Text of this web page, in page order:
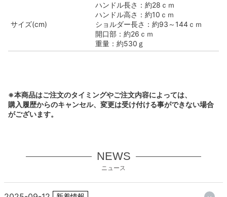
サイズ(cm)
ハンドル長さ：約28ｃｍ
ハンドル高さ：約10ｃｍ
ショルダー長さ：約93～144ｃｍ
開口部：約26ｃｍ
重量：約530ｇ
※本商品はご注文のタイミングやご注文内容によっては、
購入履歴からのキャンセル、変更は受け付ける事ができない場合
がございます。
NEWS
ニュース